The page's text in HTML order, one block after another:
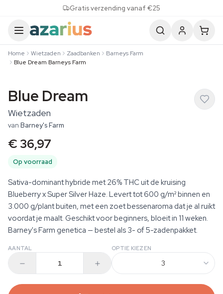
Gratis verzending vanaf €25
Home Wietzaden Zaadbanken
Barneys Farm
Blue Dream Barneys Farm
Blue Dream
Wietzaden
van Barney's Farm
€ 36,97
Op voorraad
Sativa-dominant hybride met 26% THC uit de kruising
Blueberry x Super Silver Haze. Levert tot 600 g/m² binnen en
3.000 g/plant buiten, met een zoet bessenaroma dat je al ruikt
voordat je maalt. Geschikt voor beginners, bloeit in 11 weken.
Barney's Farm genetica — bestel als 3- of 5-zadenpakket.
AANTAL OPTIE KIEZEN
3